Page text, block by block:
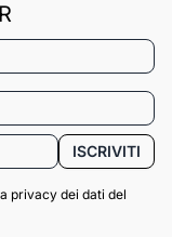
ISCRIVITI
privacy dei dati del